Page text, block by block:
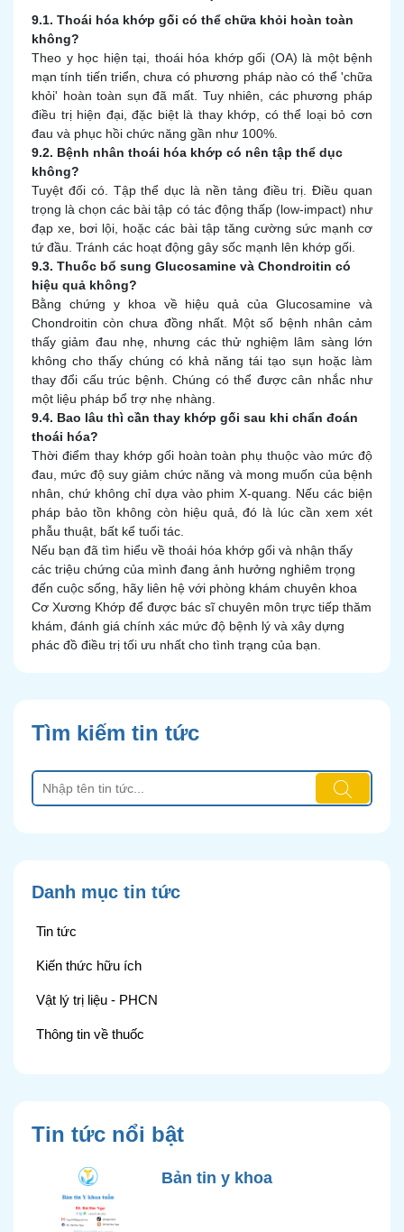
9.1. Thoái hóa khớp gối có thể chữa khỏi hoàn toàn
không?
Theo y học hiện tại, thoái hóa khớp gối (OA) là một bệnh
mạn tính tiến triển, chưa có phương pháp nào có thể 'chữa
khỏi' hoàn toàn sụn đã mất. Tuy nhiên, các phương pháp
điều trị hiện đại, đặc biệt là thay khớp, có thể loại bỏ cơn
đau và phục hồi chức năng gần như 100%.
9.2. Bệnh nhân thoái hóa khớp có nên tập thể dục
không?
Tuyệt đối có. Tập thể dục là nền tảng điều trị. Điều quan
trọng là chọn các bài tập có tác động thấp (low-impact) như
đạp xe, bơi lội, hoặc các bài tập tăng cường sức mạnh cơ
tứ đầu. Tránh các hoạt động gây sốc mạnh lên khớp gối.
9.3. Thuốc bổ sung Glucosamine và Chondroitin có
hiệu quả không?
Bằng chứng y khoa về hiệu quả của Glucosamine và
Chondroitin còn chưa đồng nhất. Một số bệnh nhân cảm
thấy giảm đau nhẹ, nhưng các thử nghiệm lâm sàng lớn
không cho thấy chúng có khả năng tái tạo sụn hoặc làm
thay đổi cấu trúc bệnh. Chúng có thể được cân nhắc như
một liệu pháp bổ trợ nhẹ nhàng.
9.4. Bao lâu thì cần thay khớp gối sau khi chẩn đoán
thoái hóa?
Thời điểm thay khớp gối hoàn toàn phụ thuộc vào mức độ
đau, mức độ suy giảm chức năng và mong muốn của bệnh
nhân, chứ không chỉ dựa vào phim X-quang. Nếu các biện
pháp bảo tồn không còn hiệu quả, đó là lúc cần xem xét
phẫu thuật, bất kể tuổi tác.
Nếu bạn đã tìm hiểu về thoái hóa khớp gối và nhận thấy
các triệu chứng của mình đang ảnh hưởng nghiêm trọng
đến cuộc sống, hãy liên hệ với phòng khám chuyên khoa
Cơ Xương Khớp để được bác sĩ chuyên môn trực tiếp thăm
khám, đánh giá chính xác mức độ bệnh lý và xây dựng
phác đồ điều trị tối ưu nhất cho tình trạng của bạn.
Tìm kiếm tin tức
Danh mục tin tức
Tin tức
Kiến thức hữu ích
Vật lý trị liệu - PHCN
Thông tin về thuốc
Tin tức nổi bật
Bản tin y khoa